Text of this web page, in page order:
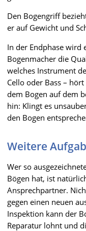
Den Bogengriff
er auf Gewicht und
In der Endphase wird
Bogenmacher die
welches Instrument
Cello oder Bass –
dem Bogen auf dem
hin: Klingt es
den Bogen
Weitere
Wer so
Bögen hat, ist
Ansprechpartner.
gegen einen neuen
Inspektion kann der
Reparatur lohnt und